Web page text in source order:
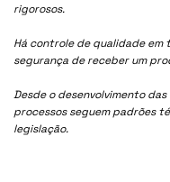
rigorosos.
Há controle de qualidade em
segurança de receber um
Desde o desenvolvimento
processos seguem padrões
legislação.